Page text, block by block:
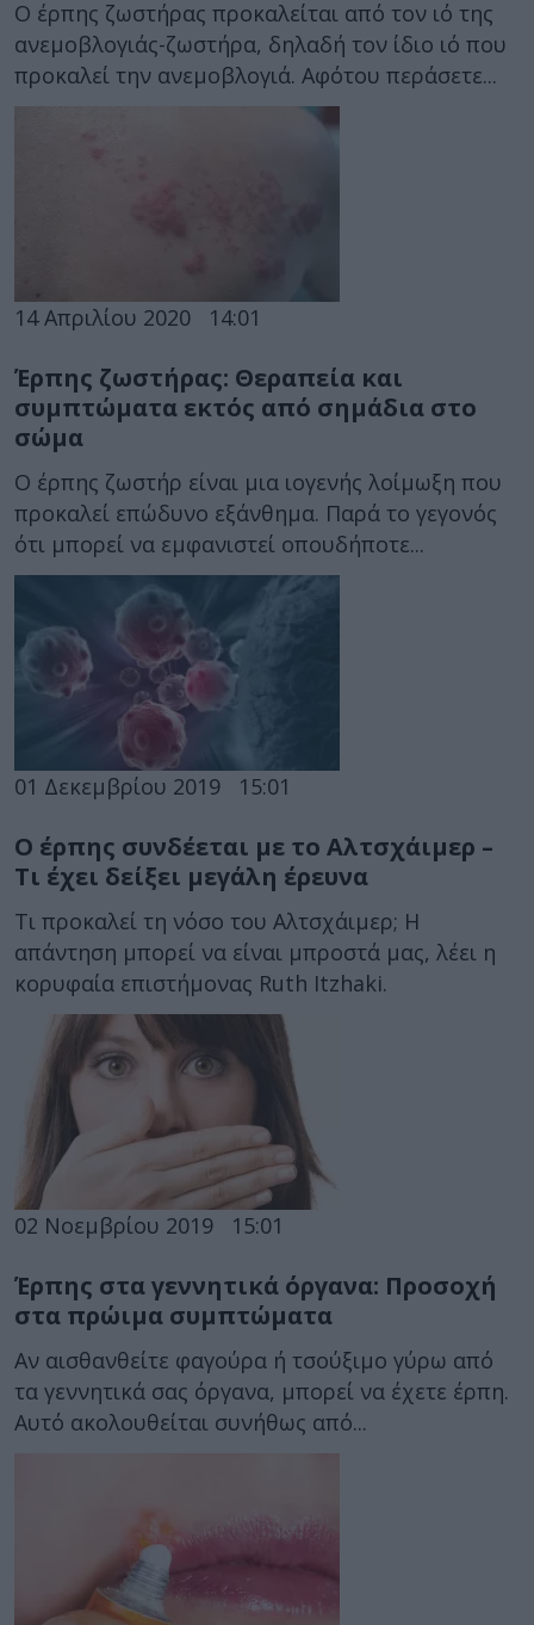
Ο έρπης ζωστήρας προκαλείται από τον ιό της
ανεμοβλογιάς-ζωστήρα, δηλαδή τον ίδιο ιό που
προκαλεί την ανεμοβλογιά. Αφότου περάσετε...
14 Απριλίου 2020 14:01
Έρπης ζωστήρας: Θεραπεία και
συμπτώματα εκτός από σημάδια στο
σώμα
Ο έρπης ζωστήρ είναι μια ιογενής λοίμωξη που
προκαλεί επώδυνο εξάνθημα. Παρά το γεγονός
ότι μπορεί να εμφανιστεί οπουδήποτε...
01 Δεκεμβρίου 2019 15:01
Ο έρπης συνδέεται με το Αλτσχάιμερ –
Τι έχει δείξει μεγάλη έρευνα
Τι προκαλεί τη νόσο του Αλτσχάιμερ; Η
απάντηση μπορεί να είναι μπροστά μας, λέει η
κορυφαία επιστήμονας Ruth Itzhaki.
02 Νοεμβρίου 2019 15:01
Έρπης στα γεννητικά όργανα: Προσοχή
στα πρώιμα συμπτώματα
Αν αισθανθείτε φαγούρα ή τσούξιμο γύρω από
τα γεννητικά σας όργανα, μπορεί να έχετε έρπη.
Αυτό ακολουθείται συνήθως από...